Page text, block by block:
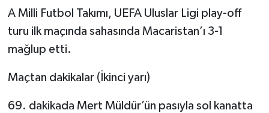
A Milli Futbol Takımı, UEFA Uluslar Ligi play-off
turu ilk maçında sahasında Macaristan’ı 3-1
mağlup etti.
Maçtan dakikalar (İkinci yarı)
69. dakikada Mert Müldür’ün pasıyla sol kanatta
BİLİM&TEKNOLOJİ